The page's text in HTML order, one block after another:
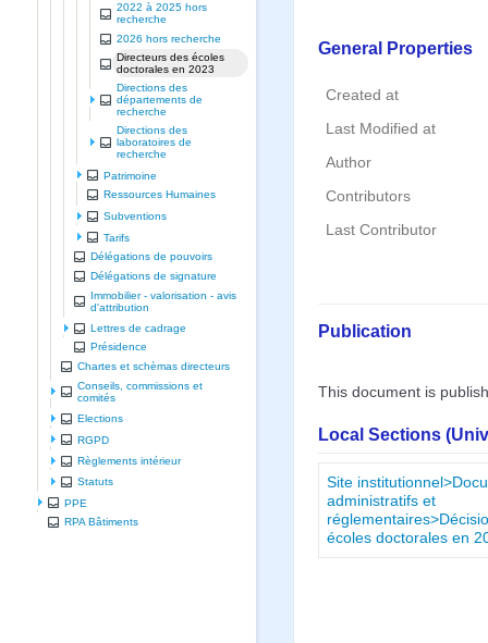
2022 à 2025 hors
recherche
2026 hors recherche
Directeurs des écoles
doctorales en 2023
Directions des
départements de
recherche
Directions des
laboratoires de
recherche
Patrimoine
Ressources Humaines
Subventions
Tarifs
Délégations de pouvoirs
Délégations de signature
Immobilier - valorisation - avis
d'attribution
Lettres de cadrage
Présidence
Chartes et schèmas directeurs
Conseils, commissions et
comités
Elections
RGPD
Règlements intérieur
Statuts
PPE
RPA Bâtiments
General Properties
Created at
Last Modified at
Author
Contributors
Last Contributor
Publication
This document is
Local Sections
Site
administratifs et
écoles doctorales en